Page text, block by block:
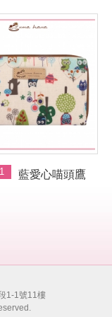
藍愛心喵頭鷹
1-1號11樓